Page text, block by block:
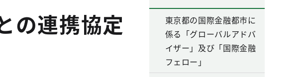
の連携協定
東京都の国際金融都市に
係る「グローバルアドバ
イザー」及び「国際金融
フェロー」